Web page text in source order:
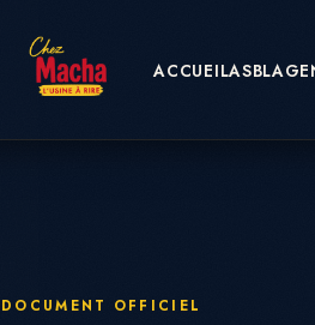
ACCUEILASBL
DOCUMENT OFFICIEL